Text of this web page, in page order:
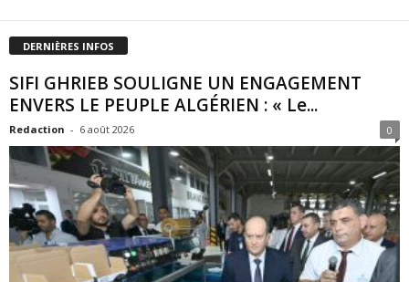
DERNIÈRES INFOS
SIFI GHRIEB SOULIGNE UN ENGAGEMENT
ENVERS LE PEUPLE ALGÉRIEN : « Le...
Redaction - 6 août 2026 0